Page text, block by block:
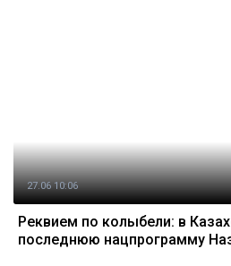
27.06 10:06
Реквием по колыбели: в
последнюю нацпрограмму